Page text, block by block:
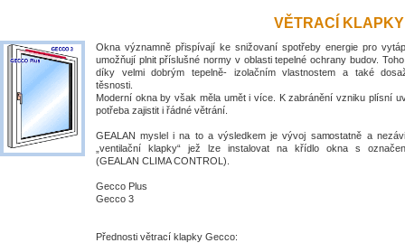
VĚTRACÍ
Okna významně přispívají ke snižovaní spotřeby energie pro
umožňují plnit příslušné normy v oblasti tepelné ochrany budov.
díky velmi dobrým tepelně- izolačním vlastnostem a také
těsnosti.
Moderní okna by však měla umět i více. K zabránění vzniku plísní
potřeba zajistit i řádné větrání.
GEALAN myslel i na to a výsledkem je vývoj samostatně a
„ventilační klapky“ jež lze instalovat na křídlo okna s
(GEALAN CLIMA CONTROL).
Gecco Plus
Gecco 3
Přednosti větrací klapky Gecco: